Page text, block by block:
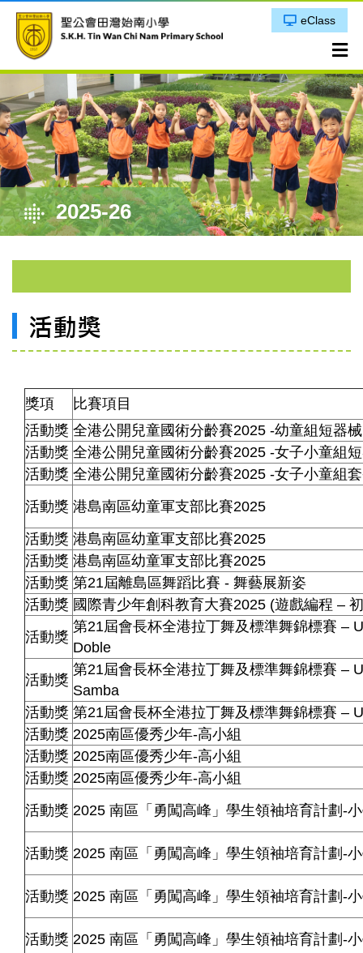
eClass
2025-26
活動獎
獎項
比賽項目
活動獎 全港公開兒童國術分齡賽2025 -幼童組短器械
活動獎 全港公開兒童國術分齡賽2025 -女子小童組
活動獎 全港公開兒童國術分齡賽2025 -女子小童組
活動獎 港島南區幼童軍支部比賽2025
活動獎 港島南區幼童軍支部比賽2025
活動獎 港島南區幼童軍支部比賽2025
活動獎 第21屆離島區舞蹈比賽 - 舞藝展新姿
活動獎 國際青少年創科教育大賽2025 (遊戲編程 –
活動獎
第21屆會長杯全港拉丁舞及標準舞錦標賽 –
Doble
活動獎
第21屆會長杯全港拉丁舞及標準舞錦標賽 –
Samba
活動獎 第21屆會長杯全港拉丁舞及標準舞錦標賽 –
活動獎 2025南區優秀少年-高小組
活動獎 2025南區優秀少年-高小組
活動獎 2025南區優秀少年-高小組
活動獎 2025 南區「勇闖高峰」學生領袖培育計劃 -
活動獎 2025 南區「勇闖高峰」學生領袖培育計劃 -
活動獎 2025 南區「勇闖高峰」學生領袖培育計劃 -
活動獎 2025 南區「勇闖高峰」學生領袖培育計劃 -